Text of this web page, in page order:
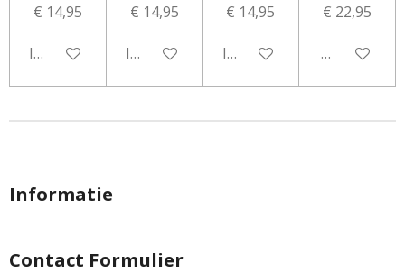
€ 14,95
In winkelwagen
€ 14,95
In winkelwagen
€ 14,95
In winkelwagen
€ 22,95
Houd mij
Informatie
Contact Formulier